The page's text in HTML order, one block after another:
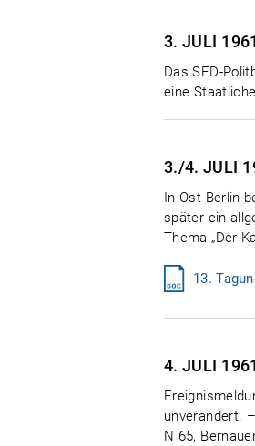
3. JULI 1961
Das SED-
eine
3./4. JULI
In Ost-Berlin
später ein
Thema „Der
13.
4. JULI 1961
unverändert.
N 65,